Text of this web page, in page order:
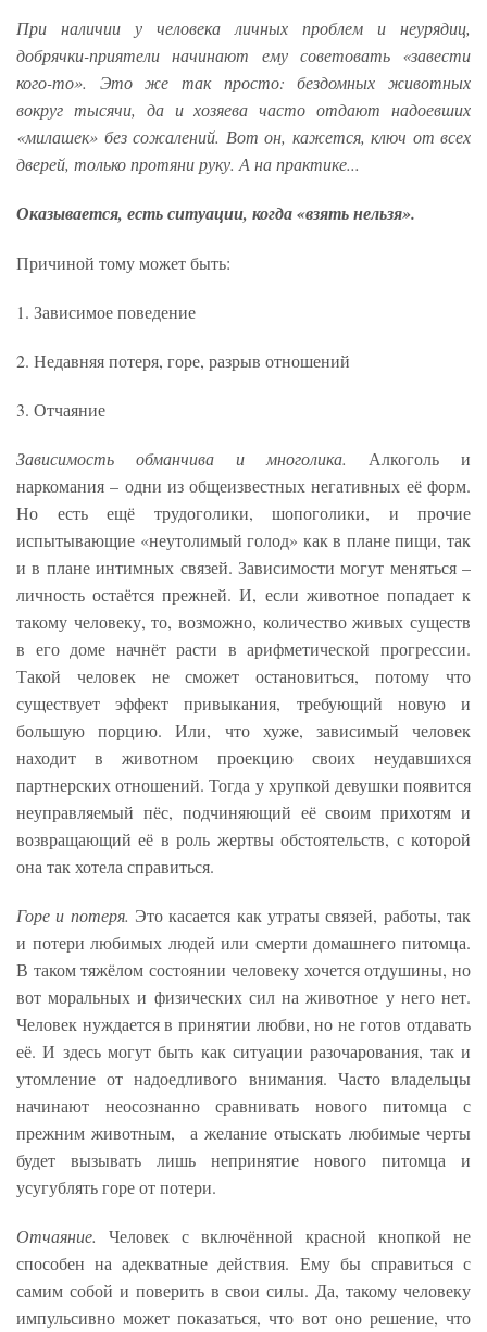
При наличии у человека личных проблем и неурядиц,
добрячки-приятели начинают ему советовать «завести
кого-то». Это же так просто: бездомных животных
вокруг тысячи, да и хозяева часто отдают надоевших
«милашек» без сожалений. Вот он, кажется, ключ от всех
дверей, только протяни руку. А на практике...
Оказывается, есть ситуации, когда «взять нельзя».
Причиной тому может быть:
1. Зависимое поведение
2. Недавняя потеря, горе, разрыв отношений
3. Отчаяние
Зависимость обманчива и многолика. Алкоголь и
наркомания – одни из общеизвестных негативных её форм.
Но есть ещё трудоголики, шопоголики, и прочие
испытывающие «неутолимый голод» как в плане пищи, так
и в плане интимных связей. Зависимости могут меняться –
личность остаётся прежней. И, если животное попадает к
такому человеку, то, возможно, количество живых существ
в его доме начнёт расти в арифметической прогрессии.
Такой человек не сможет остановиться, потому что
существует эффект привыкания, требующий новую и
большую порцию. Или, что хуже, зависимый человек
находит в животном проекцию своих неудавшихся
партнерских отношений. Тогда у хрупкой девушки появится
неуправляемый пёс, подчиняющий её своим прихотям и
возвращающий её в роль жертвы обстоятельств, с которой
она так хотела справиться.
Горе и потеря. Это касается как утраты связей, работы, так
и потери любимых людей или смерти домашнего питомца.
В таком тяжёлом состоянии человеку хочется отдушины, но
вот моральных и физических сил на животное у него нет.
Человек нуждается в принятии любви, но не готов отдавать
её. И здесь могут быть как ситуации разочарования, так и
утомление от надоедливого внимания. Часто владельцы
начинают неосознанно сравнивать нового питомца с
прежним животным, а желание отыскать любимые черты
будет вызывать лишь непринятие нового питомца и
усугублять горе от потери.
Отчаяние. Человек с включённой красной кнопкой не
способен на адекватные действия. Ему бы справиться с
самим собой и поверить в свои силы. Да, такому человеку
импульсивно может показаться, что вот оно решение, что